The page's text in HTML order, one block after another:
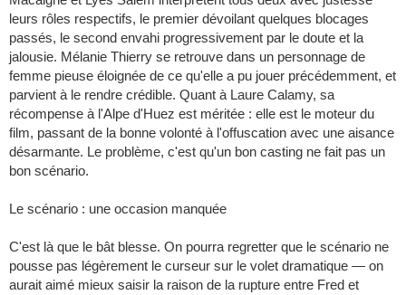
leurs rôles respectifs, le premier dévoilant quelques blocages
passés, le second envahi progressivement par le doute et la
jalousie. Mélanie Thierry se retrouve dans un personnage de
femme pieuse éloignée de ce qu'elle a pu jouer précédemment, et
parvient à le rendre crédible. Quant à Laure Calamy, sa
récompense à l'Alpe d'Huez est méritée : elle est le moteur du
film, passant de la bonne volonté à l'offuscation avec une aisance
désarmante. Le problème, c'est qu'un bon casting ne fait pas un
bon scénario.
Le scénario : une occasion manquée
C'est là que le bât blesse. On pourra regretter que le scénario ne
pousse pas légèrement le curseur sur le volet dramatique — on
aurait aimé mieux saisir la raison de la rupture entre Fred et